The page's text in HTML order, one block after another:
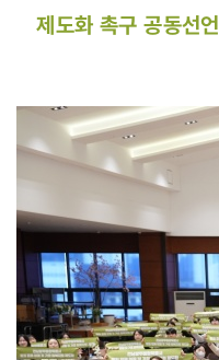
제도화 촉구 공동선언